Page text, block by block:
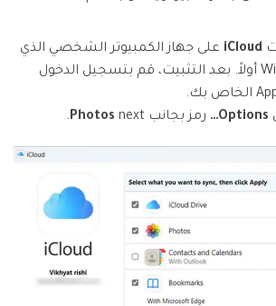
iCloud على جهاز الكمبيوتر الشخصي الذي
يعمل بنظام Windows أولاً. بعد التثبيت، قم بتسجيل الدخول
Options… رمز بجانب Photos next.